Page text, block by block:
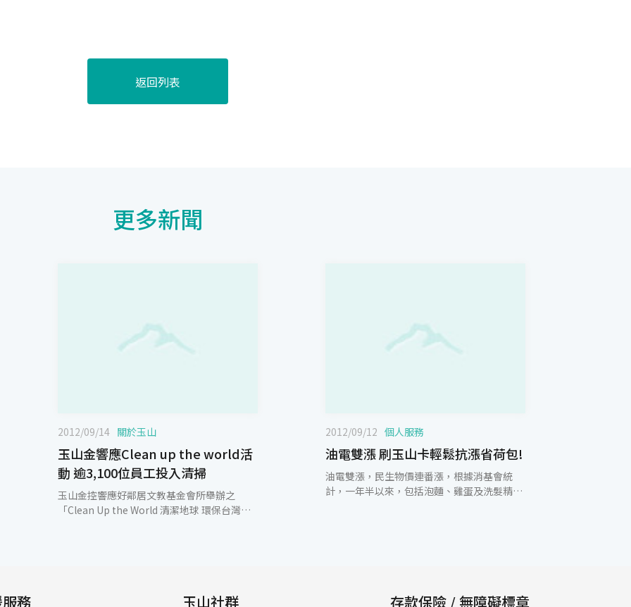
返回列表
更多新聞
2012/09/14 關於玉山
玉山金響應Clean up the world活
動 逾3,100位員工投入清掃
玉山金控響應好鄰居文教基金會所舉辦之
「Clean Up the World 清潔地球 環保台灣」
極參與「Clean up the world清潔地球環保台
2012/09/12 個人服務
油電雙漲 刷玉山卡輕鬆抗漲省荷包!
油電雙漲，民生物價連番漲，根據消基會統
計，一年半以來，包括泡麵、雞蛋及洗髮精的
鯨世界降1.0元；山隆優油卡，每週二享汽油
務 玉山社群 存款保險 / 無障礙標章